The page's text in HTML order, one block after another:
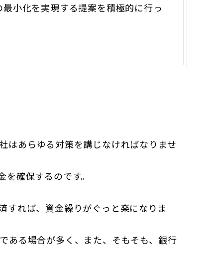
小化を実現する提案を積極的に行っ
はあらゆる対策を講じなければなりませ
確保するのです。
すれば、資金繰りがぐっと楽になりま
ある場合が多く、また、そもそも、銀行